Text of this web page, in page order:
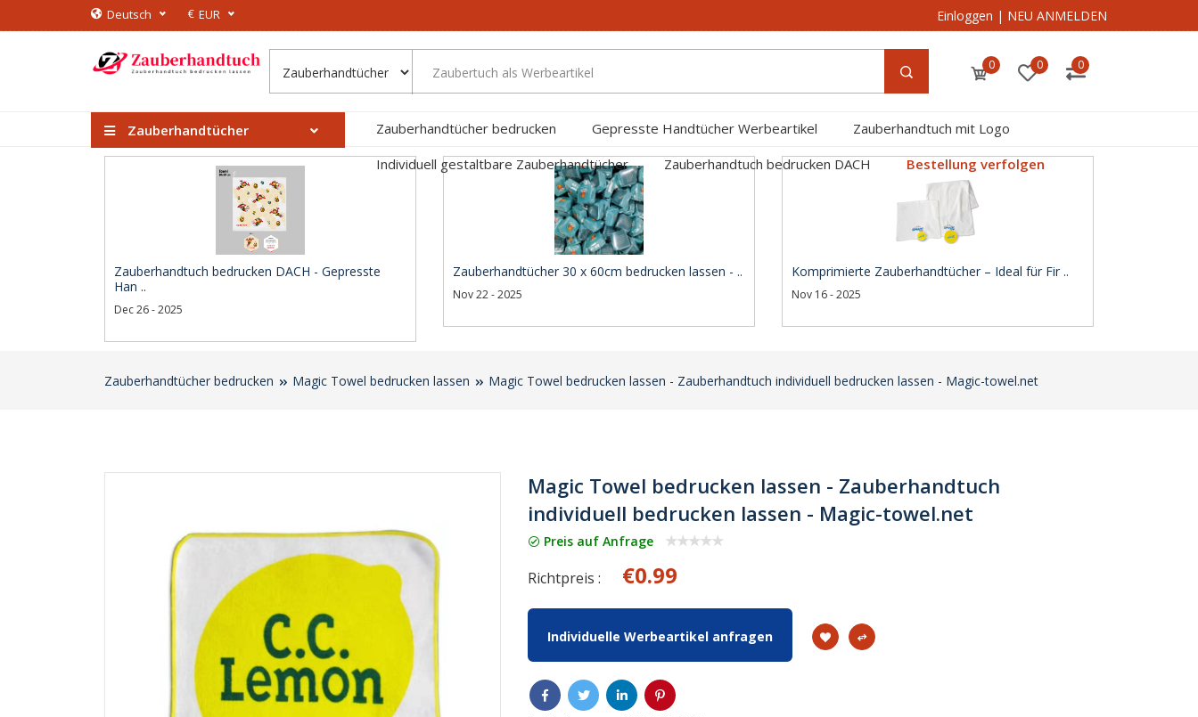
Deutsch € EUR Einloggen | NEU ANMELDEN
0 0 0
Zauberhandtücher Zauberhandtücher bedrucken Gepresste Handtücher Werbeartikel
Zauberhandtuch mit Logo
Individuell gestaltbare Zauberhandtücher
Zauberhandtuch bedrucken DACH Bestellung verfolgen
Zauberhandtuch bedrucken DACH - Gepresste
Han ..
Dec 26 - 2025
Zauberhandtücher 30 x 60cm bedrucken lassen - ..
Nov 22 - 2025
Komprimierte Zauberhandtücher – Ideal für Fir ..
Nov 16 - 2025
Zauberhandtücher bedrucken Magic Towel bedrucken lassen Magic Towel bedrucken lassen - Zauberhandtuch individuell bedrucken lassen - Magic-towel.net
Magic Towel bedrucken lassen - Zauberhandtuch
individuell bedrucken lassen - Magic-towel.net
Preis auf Anfrage
Richtpreis : €0.99
Individuelle Werbeartikel anfragen